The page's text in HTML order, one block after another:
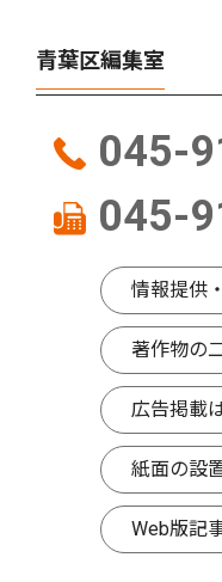
青葉区編集室
045-
045-
情報提供
著作物の
広告掲載
紙面の設
Web版記